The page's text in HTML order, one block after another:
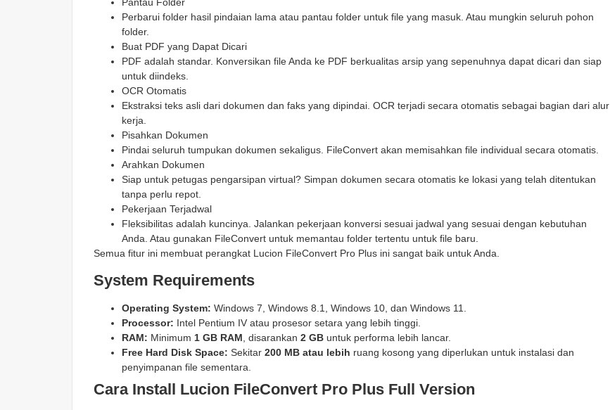
Pantau Folder
Perbarui folder hasil pindaian lama atau pantau folder untuk file yang masuk. Atau mungkin seluruh pohon
folder.
Buat PDF yang Dapat Dicari
PDF adalah standar. Konversikan file Anda ke PDF berkualitas arsip yang sepenuhnya dapat dicari dan siap
untuk diindeks.
OCR Otomatis
Ekstraksi teks asli dari dokumen dan faks yang dipindai. OCR terjadi secara otomatis sebagai bagian dari alur
kerja.
Pisahkan Dokumen
Pindai seluruh tumpukan dokumen sekaligus. FileConvert akan memisahkan file individual secara otomatis.
Arahkan Dokumen
Siap untuk petugas pengarsipan virtual? Simpan dokumen secara otomatis ke lokasi yang telah ditentukan
tanpa perlu repot.
Pekerjaan Terjadwal
Fleksibilitas adalah kuncinya. Jalankan pekerjaan konversi sesuai jadwal yang sesuai dengan kebutuhan
Anda. Atau gunakan FileConvert untuk memantau folder tertentu untuk file baru.
Semua fitur ini membuat perangkat Lucion FileConvert Pro Plus ini sangat baik untuk Anda.
System Requirements
Operating System: Windows 7, Windows 8.1, Windows 10, dan Windows 11.
Processor: Intel Pentium IV atau prosesor setara yang lebih tinggi.
RAM: Minimum 1 GB RAM , disarankan 2 GB untuk performa lebih lancar.
Free Hard Disk Space: Sekitar 200 MB atau lebih ruang kosong yang diperlukan untuk instalasi dan
penyimpanan file sementara.
Cara Install Lucion FileConvert Pro Plus Full Version